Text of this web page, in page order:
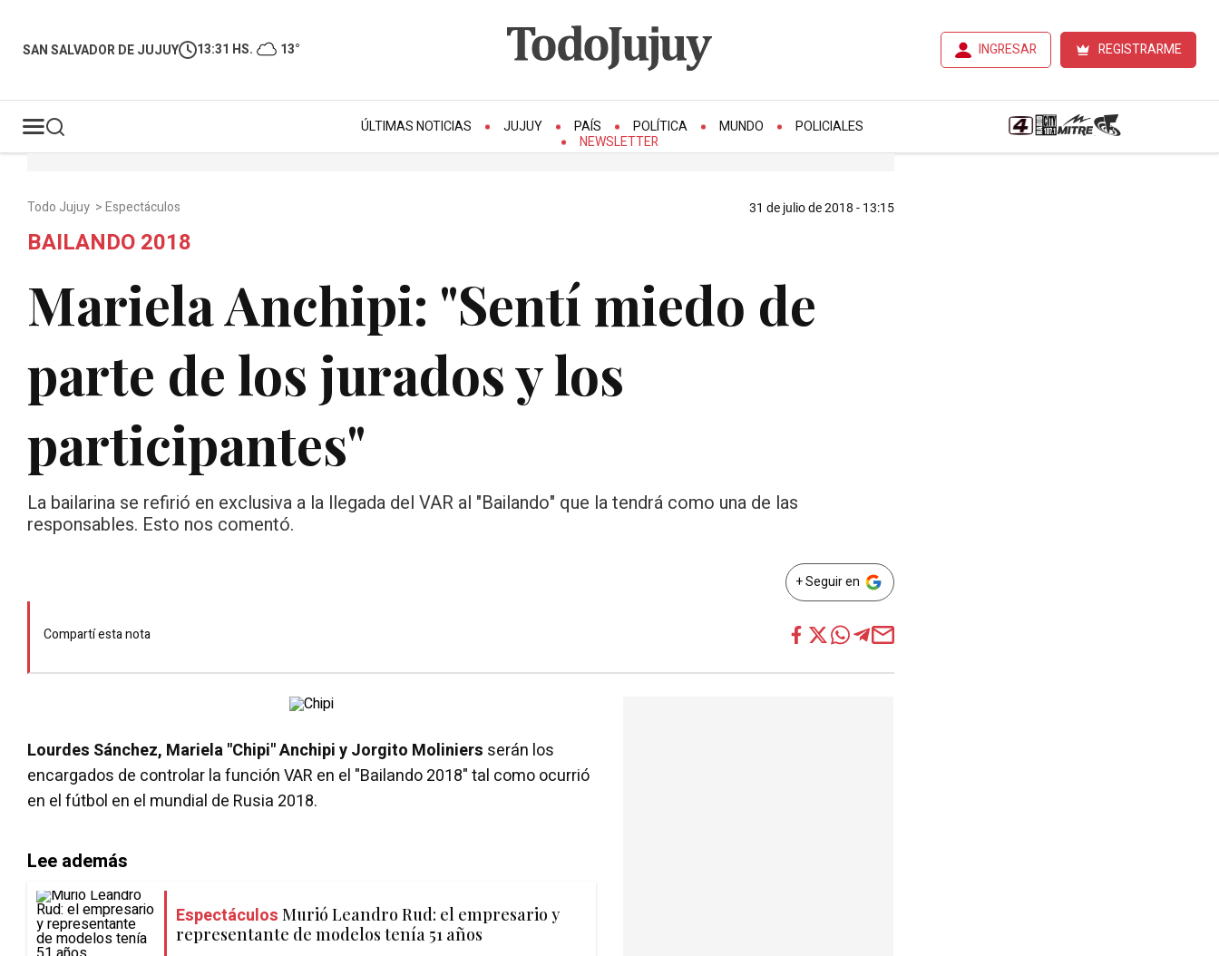
SAN SALVADOR DE JUJUY 13:31 HS. 13° INGRESAR REGISTRARME
ÚLTIMAS NOTICIAS JUJUY PAÍS POLÍTICA MUNDO
POLICIALES
NEWSLETTER
Todo Jujuy >Espectáculos 31 de julio de 2018 - 13:15
BAILANDO 2018
Mariela Anchipi: "Sentí miedo de
parte de los jurados y los
participantes"
La bailarina se refirió en exclusiva a la llegada del VAR al "Bailando" que la tendrá como una de las
responsables. Esto nos comentó.
+ Seguir en
Compartí esta nota
Lourdes Sánchez, Mariela "Chipi" Anchipi y Jorgito Moliniers serán los
encargados de controlar la función VAR en el "Bailando 2018" tal como ocurrió
en el fútbol en el mundial de Rusia 2018.
Lee además
Espectáculos Murió Leandro Rud: el empresario y
representante de modelos tenía 51 años